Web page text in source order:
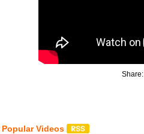
Share:
Popular Videos